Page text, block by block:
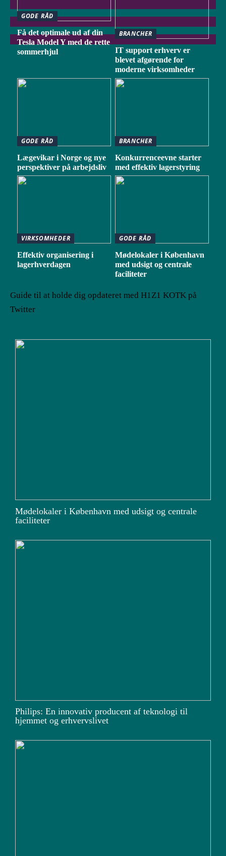
GODE RÅD
Få det optimale ud af din
Tesla Model Y med de rette
sommerhjul
BRANCHER
IT support erhverv er
blevet afgørende for
moderne virksomheder
GODE RÅD
Lægevikar i Norge og nye
perspektiver på arbejdsliv
BRANCHER
Konkurrenceevne starter
med effektiv lagerstyring
VIRKSOMHEDER
Effektiv organisering i
lagerhverdagen
GODE RÅD
Mødelokaler i København
med udsigt og centrale
faciliteter
Guide til at holde dig opdateret med H1Z1 KOTK på
Twitter
Mødelokaler i København med udsigt og centrale
faciliteter
Philips: En innovativ producent af teknologi til
hjemmet og erhvervslivet